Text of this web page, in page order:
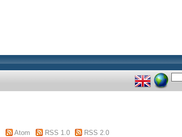
Atom RSS 1.0 RSS 2.0